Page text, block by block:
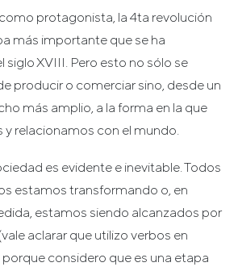
protagonista, la 4ta revolución
más importante que se ha
siglo XVIII. Pero esto no sólo se
producir o comerciar sino, desde un
más amplio, a la forma en la que
relacionamos con el mundo.
es evidente e inevitable. Todos
estamos transformando o, en
estamos siendo alcanzados por
aclarar que utilizo verbos en
considero que es una etapa